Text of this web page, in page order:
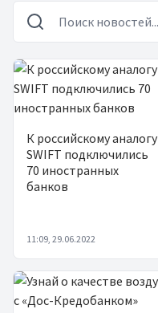
Новости
К российскому аналогу
SWIFT подключились
70 иностранных
банков
11:09, 29.06.2022